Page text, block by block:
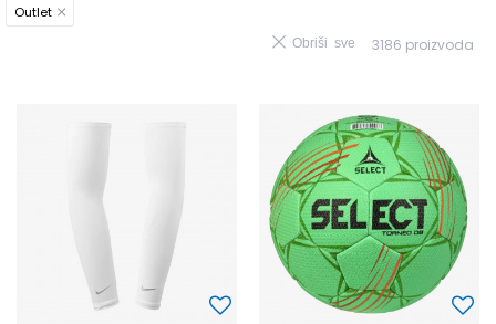
Outlet
3186 proizvoda
Obriši sve